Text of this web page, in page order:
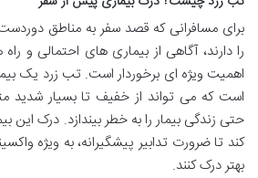
برای مسافرانی که قصد سفر به مناطق
را دارند، آگاهی از بیماری های احتمالی و
اهمیت ویژه ای برخوردار است. تب زرد یک
است که می تواند از خفیف تا بسیار شدید
حتی زندگی بیمار را به خطر بیندازد. درک
کند تا ضرورت تدابیر پیشگیرانه، به ویژه
بهتر درک کنند.